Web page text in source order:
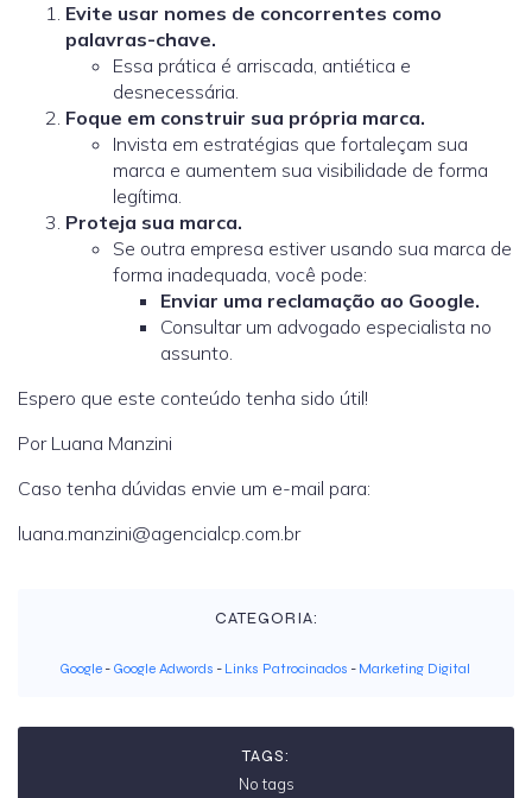
Evite usar nomes de concorrentes como
palavras-chave.
Essa prática é arriscada, antiética e
desnecessária.
Foque em construir sua própria marca.
Invista em estratégias que fortaleçam sua
marca e aumentem sua visibilidade de forma
legítima.
Proteja sua marca.
Se outra empresa estiver usando sua marca de
forma inadequada, você pode:
Enviar uma reclamação ao Google.
Consultar um advogado especialista no
assunto.
Espero que este conteúdo tenha sido útil!
Por Luana Manzini
Caso tenha dúvidas envie um e-mail para:
luana.manzini@agencialcp.com.br
CATEGORIA:
Google - Google Adwords - Links Patrocinados - Marketing Digital
TAGS:
No tags